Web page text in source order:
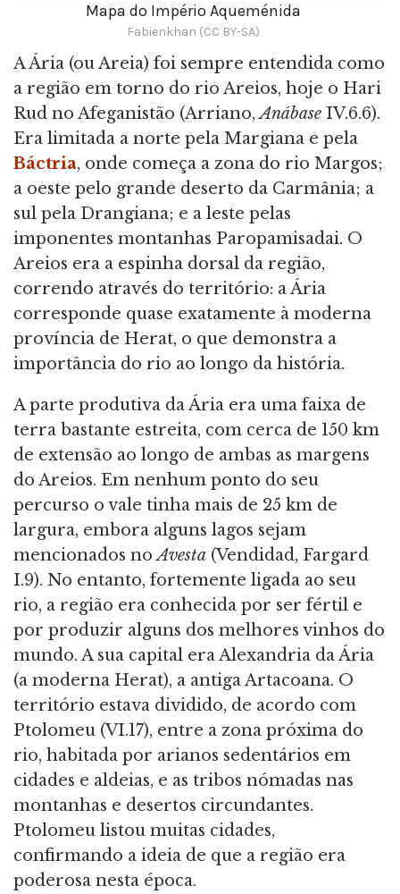
Mapa do Império Aqueménida
Fabienkhan (CC BY-SA)
A Ária (ou Areia) foi sempre entendida como
a região em torno do rio Areios, hoje o Hari
Rud no Afeganistão (Arriano,Anábase IV.6.6).
Era limitada a norte pela Margiana e pela
Báctria, onde começa a zona do rio Margos;
a oeste pelo grande deserto da Carmânia; a
sul pela Drangiana; e a leste pelas
imponentes montanhas Paropamisadai. O
Areios era a espinha dorsal da região,
correndo através do território: a Ária
corresponde quase exatamente à moderna
província de Herat, o que demonstra a
importância do rio ao longo da história.
A parte produtiva da Ária era uma faixa de
terra bastante estreita, com cerca de 150 km
de extensão ao longo de ambas as margens
do Areios. Em nenhum ponto do seu
percurso o vale tinha mais de 25 km de
largura, embora alguns lagos sejam
mencionados noAvesta (Vendidad, Fargard
I.9). No entanto, fortemente ligada ao seu
rio, a região era conhecida por ser fértil e
por produzir alguns dos melhores vinhos do
mundo. A sua capital era Alexandria da Ária
(a moderna Herat), a antiga Artacoana. O
território estava dividido, de acordo com
Ptolomeu (VI.17), entre a zona próxima do
rio, habitada por arianos sedentários em
cidades e aldeias, e as tribos nómadas nas
montanhas e desertos circundantes.
Ptolomeu listou muitas cidades,
confirmando a ideia de que a região era
poderosa nesta época.